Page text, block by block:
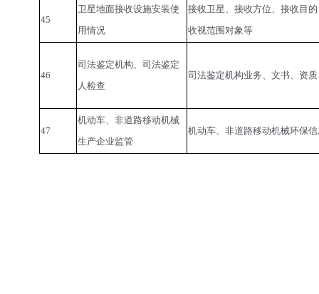
45
卫星地面接收设施安装使
用情况
接收卫星、接收方位、接收目
收视范围对象等
46
司法鉴定机构、司法鉴定
人检查
司法鉴定机构业务、文书、资
47
机动车、非道路移动机械
生产企业监管
机动车、非道路移动机械环保